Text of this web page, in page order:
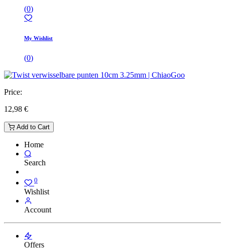
(0)
My Wishlist
(0)
Price:
12,98 €
Add to Cart
Home
Search
0
Wishlist
Account
Offers